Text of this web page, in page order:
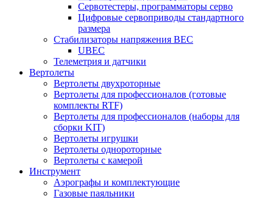
Сервотестеры, программаторы серво
Цифровые сервоприводы стандартного
размера
Стабилизаторы напряжения BEC
UBEC
Телеметрия и датчики
Вертолеты
Вертолеты двухроторные
Вертолеты для профессионалов (готовые
комплекты RTF)
Вертолеты для профессионалов (наборы для
сборки KIT)
Вертолеты игрушки
Вертолеты однороторные
Вертолеты с камерой
Инструмент
Аэрографы и комплектующие
Газовые паяльники